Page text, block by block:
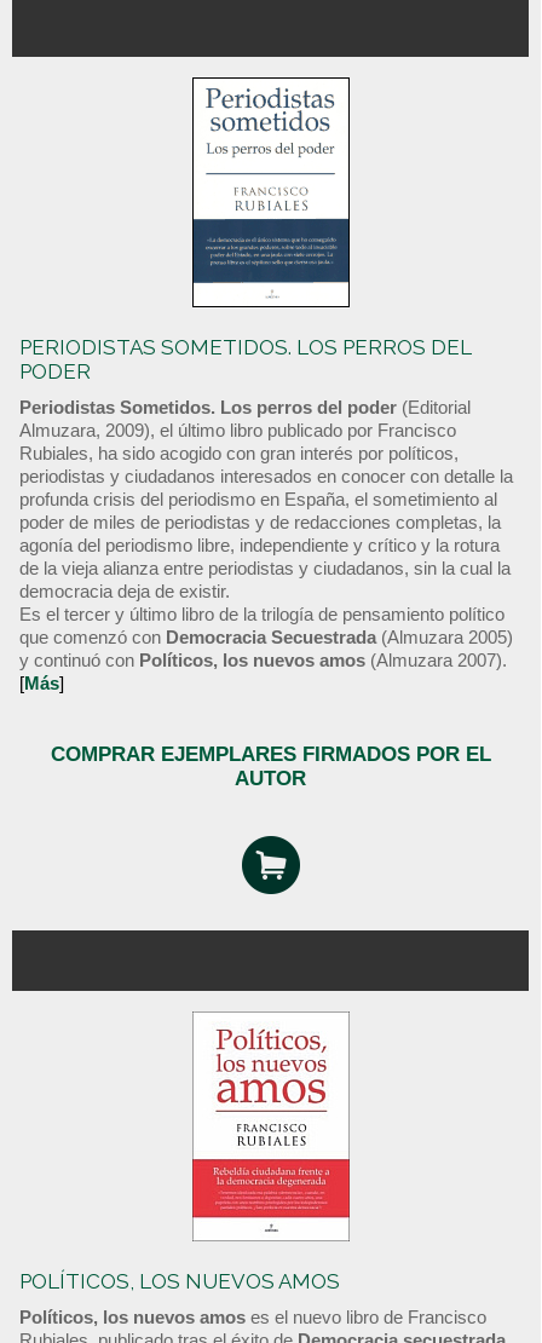
PERIODISTAS SOMETIDOS. LOS PERROS DEL
PODER
Periodistas Sometidos. Los perros del poder (Editorial
Almuzara, 2009), el último libro publicado por Francisco
Rubiales, ha sido acogido con gran interés por políticos,
periodistas y ciudadanos interesados en conocer con detalle la
profunda crisis del periodismo en España, el sometimiento al
poder de miles de periodistas y de redacciones completas, la
agonía del periodismo libre, independiente y crítico y la rotura
de la vieja alianza entre periodistas y ciudadanos, sin la cual la
democracia deja de existir.
Es el tercer y último libro de la trilogía de pensamiento político
que comenzó con Democracia Secuestrada (Almuzara 2005)
y continuó con Políticos, los nuevos amos (Almuzara 2007).
[Más]
COMPRAR EJEMPLARES FIRMADOS POR EL
AUTOR
POLÍTICOS, LOS NUEVOS AMOS
Políticos, los nuevos amos es el nuevo libro de Francisco